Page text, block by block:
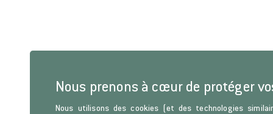
Nous prenons à cœur de protéger
Nous utilisons des cookies (et des technologies